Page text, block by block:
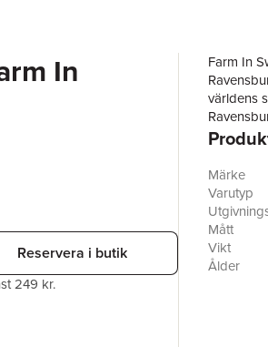
In
Reservera i butik
249 kr.
Farm In
världens
Märke
Varutyp
Mått
Vikt
Ålder